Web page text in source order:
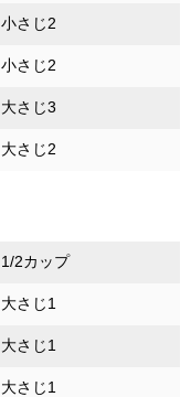
小さじ2
小さじ2
大さじ3
大さじ2
1/2カップ
大さじ1
大さじ1
大さじ1